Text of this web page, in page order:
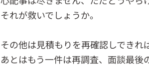
それが救いでしょうか。
その他は見積もりを再確認しできれ
あとはもう一件は再調査、面談最後